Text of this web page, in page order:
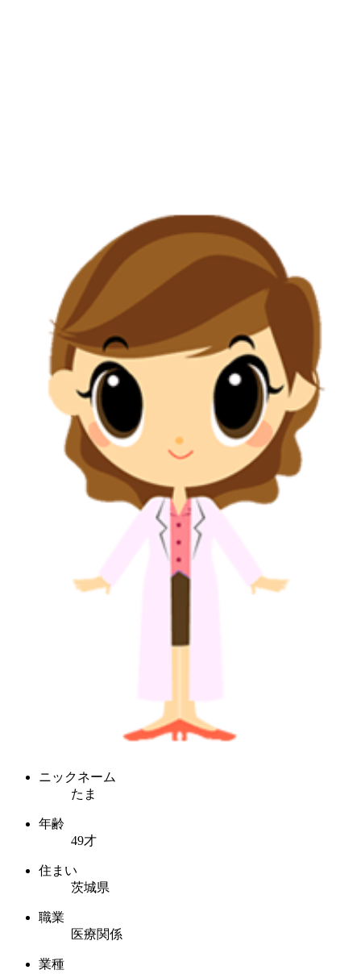
ニックネーム
たま
年齢
49才
住まい
茨城県
職業
医療関係
業種